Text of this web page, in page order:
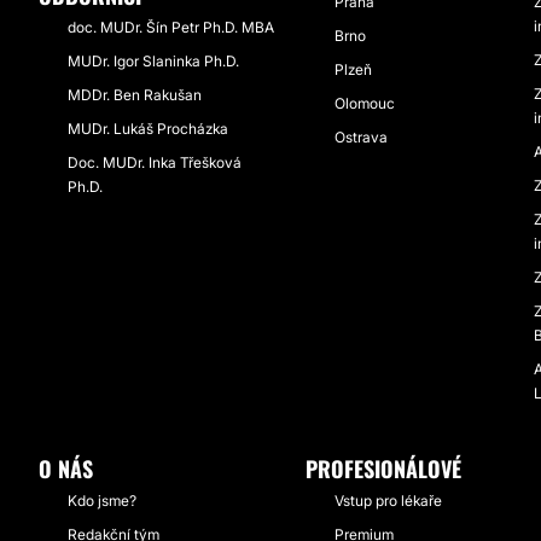
doc. MUDr. Šín Petr Ph.D. MBA
MUDr. Igor Slaninka Ph.D.
MDDr. Ben Rakušan
MUDr. Lukáš Procházka
Doc. MUDr. Inka Třešková
Ph.D.
Brno
Plzeň
Olomouc
Ostrava
O NÁS
Kdo jsme?
Redakční tým
PROFESIONÁLOVÉ
Vstup pro lékaře
Premium